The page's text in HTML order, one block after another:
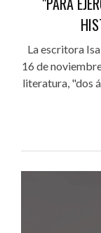
La escritora
16 de
literatura, "dos